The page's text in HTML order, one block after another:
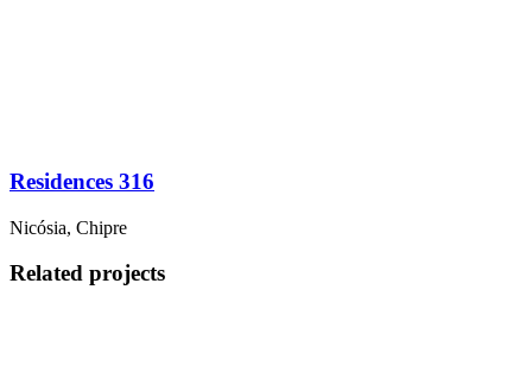
Residences 316
Nicósia, Chipre
Related projects